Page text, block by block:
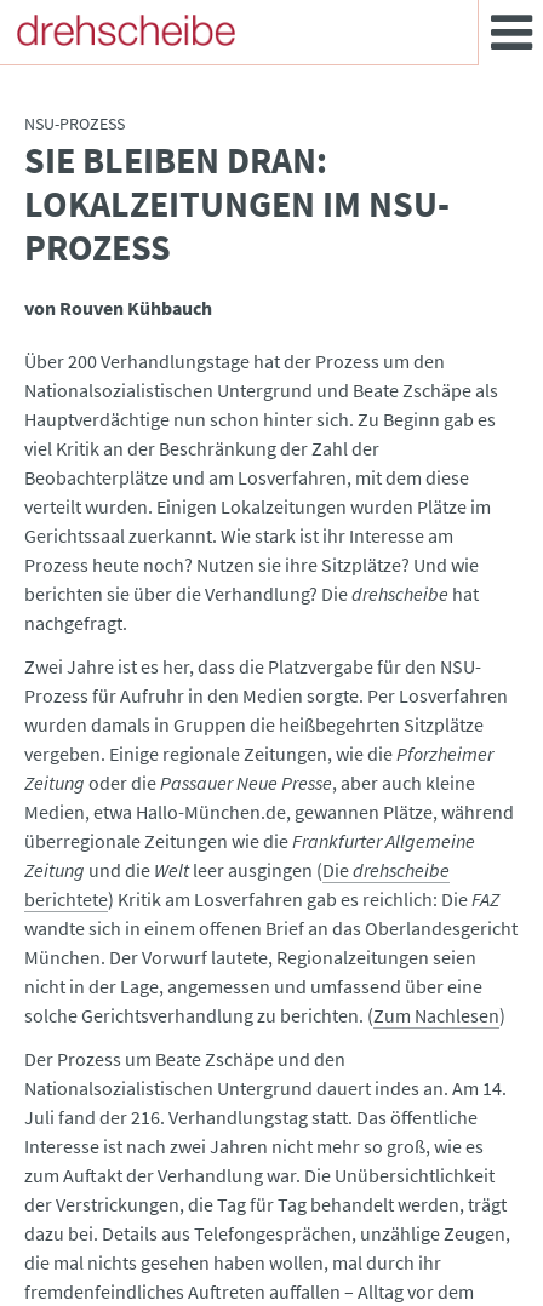
NSU-PROZESS
:SIE BLEIBEN DRAN:
LOKALZEITUNGEN IM NSU-
PROZESS
von Rouven Kühbauch
Über 200 Verhandlungstage hat der Prozess um den
Nationalsozialistischen Untergrund und Beate Zschäpe als
Hauptverdächtige nun schon hinter sich. Zu Beginn gab es
viel Kritik an der Beschränkung der Zahl der
Beobachterplätze und am Losverfahren, mit dem diese
verteilt wurden. Einigen Lokalzeitungen wurden Plätze im
Gerichtssaal zuerkannt. Wie stark ist ihr Interesse am
Prozess heute noch? Nutzen sie ihre Sitzplätze? Und wie
berichten sie über die Verhandlung? Diedrehscheibe hat
nachgefragt.
Zwei Jahre ist es her, dass die Platzvergabe für den NSU-
Prozess für Aufruhr in den Medien sorgte. Per Losverfahren
wurden damals in Gruppen die heißbegehrten Sitzplätze
vergeben. Einige regionale Zeitungen, wie diePforzheimer
Zeitung oder diePassauer Neue Presse, aber auch kleine
Medien, etwa Hallo-München.de, gewannen Plätze, während
überregionale Zeitungen wie dieFrankfurter Allgemeine
Zeitung und die Weltleer ausgingen (Diedrehscheibe
berichtete) Kritik am Losverfahren gab es reichlich: DieFAZ
wandte sich in einem offenen Brief an das Oberlandesgericht
München. Der Vorwurf lautete, Regionalzeitungen seien
nicht in der Lage, angemessen und umfassend über eine
solche Gerichtsverhandlung zu berichten. (Zum Nachlesen)
Der Prozess um Beate Zschäpe und den
Nationalsozialistischen Untergrund dauert indes an. Am 14.
Juli fand der 216. Verhandlungstag statt. Das öffentliche
Interesse ist nach zwei Jahren nicht mehr so groß, wie es
zum Auftakt der Verhandlung war. Die Unübersichtlichkeit
der Verstrickungen, die Tag für Tag behandelt werden, trägt
dazu bei. Details aus Telefongesprächen, unzählige Zeugen,
die mal nichts gesehen haben wollen, mal durch ihr
fremdenfeindliches Auftreten auffallen – Alltag vor dem